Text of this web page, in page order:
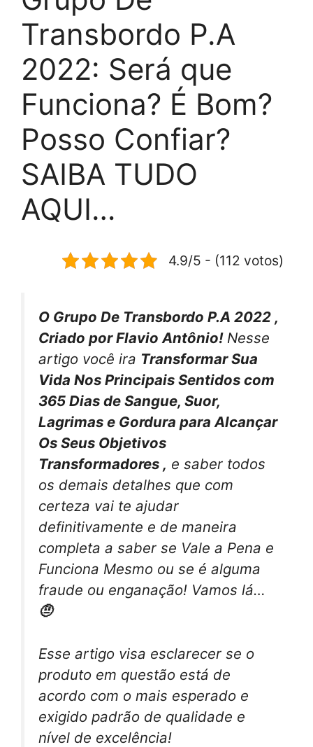
Transbordo P.A
2022: Será que
Funciona? É Bom?
Posso Confiar?
SAIBA TUDO
AQUI…
4.9/5 - (112 votos)
O Grupo De Transbordo P.A 2022 ,
Criado por Flavio Antônio! Nesse
artigo você ira Transformar Sua
Vida Nos Principais Sentidos com
365 Dias de Sangue, Suor,
Lagrimas e Gordura para Alcançar
Os Seus Objetivos
Transformadores , e saber todos
os demais detalhes que com
certeza vai te ajudar
definitivamente e de maneira
completa a saber se Vale a Pena e
Funciona Mesmo ou se é alguma
fraude ou enganação! Vamos lá…
🤨
Esse artigo visa esclarecer se o
produto em questão está de
acordo com o mais esperado e
exigido padrão de qualidade e
nível de excelência!